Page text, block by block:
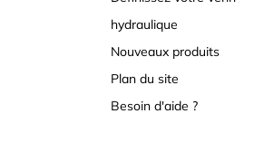
hydraulique
Nouveaux produits
Plan du site
Besoin d'aide ?